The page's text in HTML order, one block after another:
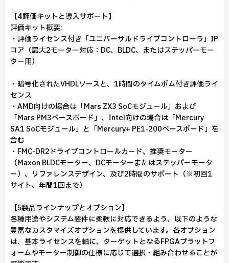
【4評価キットと導入サポート】
評価キット概要:
・評価ライセンス付き「ユニバーサルドライブコントローラ」IP
コア（最大2モーター対応：DC、BLDC、またはステッパーモー
ター用）
・暗号化されたVHDLソースと、1時間のタイムボム付き評価ライ
センス
・AMD向けの場合は「Mars ZX3 SoCモジュール」および
「Mars PM3ベースボード」、Intel向けの場合は「Mercury
SA1 SoCモジュール」と「Mercury+ PE1-200ベースボード」を
含む
・FMC-DR2ドライブコントロールカード、推奨モーター
（Maxon BLDCモーター、DCモーターまたはステッパーモータ
ー）、リファレンスデザイン、及び2時間のサポート（※初回1
サイト、年間1回まで）
【5製品ラインナップとオプション】
各種用途やシステム要件に柔軟に対応できるよう、以下のような
豊富なカスタマイズオプションを提供しています。各オプション
は、基本ライセンスを軸に、ターゲットとなるFPGAプラットフ
ォームやモーター制御の仕様に応じて選択・組み合わせることが